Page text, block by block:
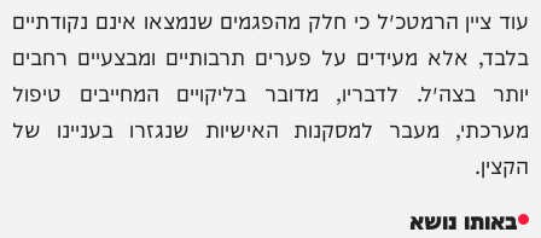
עוד ציין הרמטכ״ל כי חלק מהפגמים שנמצאו אינם נקודתיים
בלבד, אלא מעידים על פערים תרבותיים ומבצעיים רחבים
יותר בצה״ל. לדבריו, מדובר בליקויים המחייבים טיפול
מערכתי, מעבר למסקנות האישיות שנגזרו בעניינו של
הקצין.
באותו נושא